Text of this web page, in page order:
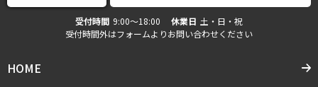
受付時間 9:00〜18:00 休業日 土・日・祝
受付時間外はフォームよりお問い合わせください
HOME